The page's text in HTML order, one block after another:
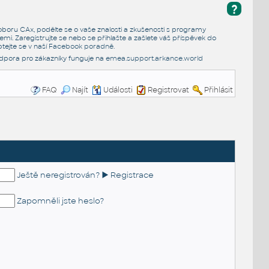
?
CAx, podělte se o vaše znalosti a zkušenosti s programy
Zaregistrujte se nebo se přihlašte a zašlete váš příspěvek do
se v naší Facebook poradně.
pro zákazníky funguje na emea.support.arkance.world
FAQ Najít Události Registrovat Přihlásit
Ještě neregistrován? ► Registrace
Zapomněli jste heslo?